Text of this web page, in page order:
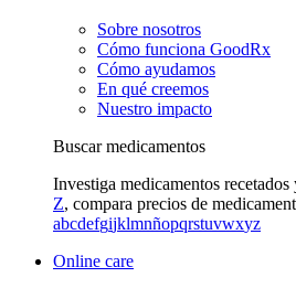
Sobre nosotros
Cómo funciona GoodRx
Cómo ayudamos
En qué creemos
Nuestro impacto
Buscar medicamentos
Investiga medicamentos
Z, compara precios de
abcdefgijklmnñopqrstuvwxyz
Online care